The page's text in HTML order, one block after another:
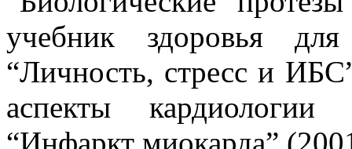
учебник здоровья
“Личность, стресс и
аспекты